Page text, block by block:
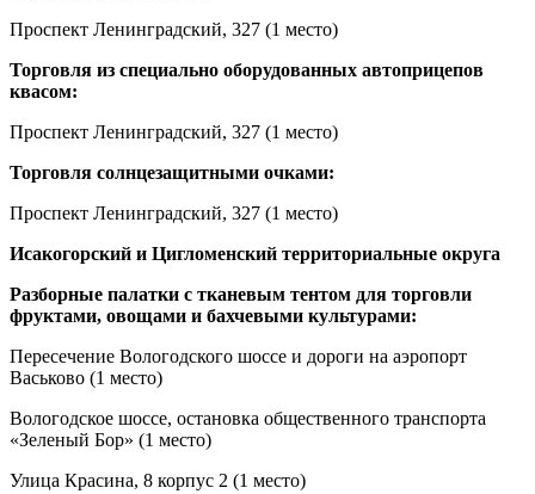
Проспект Ленинградский, 327 (1 место)
Торговля из специально оборудованных автоприцепов
квасом:
Проспект Ленинградский, 327 (1 место)
Торговля солнцезащитными очками:
Проспект Ленинградский, 327 (1 место)
Исакогорский и Цигломенский территориальные округа
Разборные палатки с тканевым тентом для торговли
фруктами, овощами и бахчевыми культурами:
Пересечение Вологодского шоссе и дороги на аэропорт
Васьково (1 место)
Вологодское шоссе, остановка общественного транспорта
«Зеленый Бор» (1 место)
Улица Красина, 8 корпус 2 (1 место)